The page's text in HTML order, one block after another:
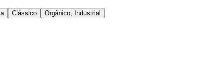
Clássico Orgânico, Industrial